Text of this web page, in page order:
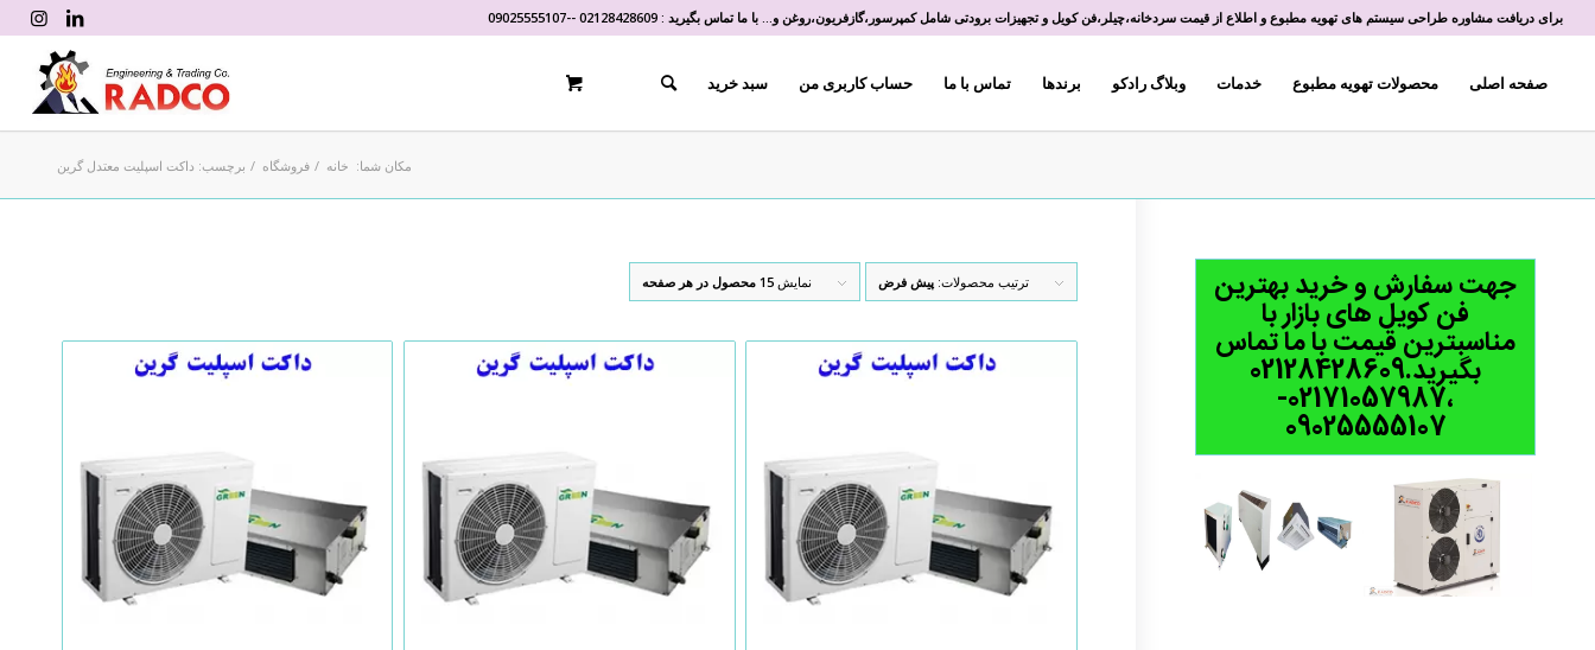
برای دریافت مشاوره طراحی سیستم های تهویه مطبوع و اطلاع از قیمت سردخانه،چیلر،فن کویل و تجهیزات برودتی شامل کمپرسور،گازفریون،روغن و... با ما تماس بگیرید : 02128428609
-
-
09025555107
صفحه اصلی محصولات تهویه مطبوع خدمات وبلاگ رادکو برندها تماس با ما حساب کاربری من سبد خرید
مکان شما: خانه / فروشگاه / برچسب: داکت اسپلیت معتدل گرین
ترتیب محصولات: پیش فرض نمایش 15 محصول در هر صفحه جهت سفارش و خرید بهترین
فن کویل های بازار با
مناسبترین قیمت با ما تماس
بگیرید.02128428609
،02171057987-
09025555107